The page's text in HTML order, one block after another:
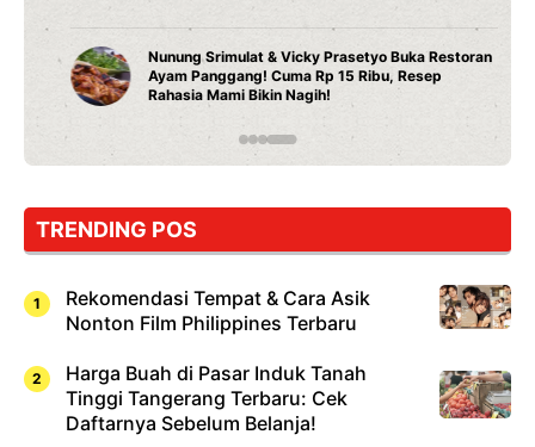
Nunung Srimulat & Vicky Prasetyo Buka Restoran
Ayam Panggang! Cuma Rp 15 Ribu, Resep
Rahasia Mami Bikin Nagih!
TRENDING POS
Rekomendasi Tempat & Cara Asik
Nonton Film Philippines Terbaru
Harga Buah di Pasar Induk Tanah
Tinggi Tangerang Terbaru: Cek
Daftarnya Sebelum Belanja!